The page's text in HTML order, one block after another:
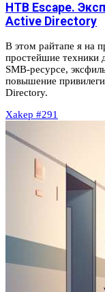
HTB Escape.
Active Directory
В этом райтапе я на
простейшие техники
SMB-ресурсе,
повышение
Directory.
Xakep #291